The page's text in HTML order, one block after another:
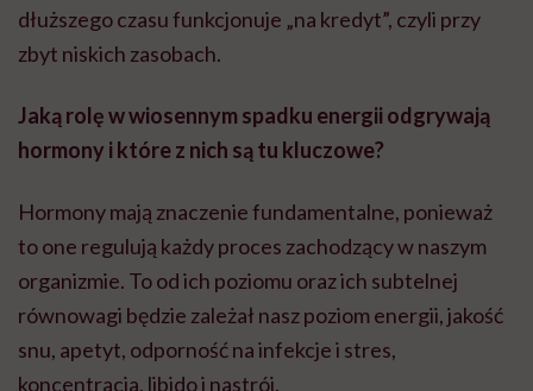
dłuższego czasu funkcjonuje „na kredyt”, czyli przy
zbyt niskich zasobach.
Jaką rolę w wiosennym spadku energii odgrywają
hormony i które z nich są tu kluczowe?
Hormony mają znaczenie fundamentalne, ponieważ
to one regulują każdy proces zachodzący w naszym
organizmie. To od ich poziomu oraz ich subtelnej
równowagi będzie zależał nasz poziom energii, jakość
snu, apetyt, odporność na infekcje i stres,
koncentracja, libido i nastrój.